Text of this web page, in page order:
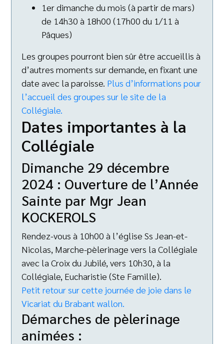
1er dimanche du mois (à partir de mars)
de 14h30 à 18h00 (17h00 du 1/11 à
Pâques)
Les groupes pourront bien sûr être accueillis à
d’autres moments sur demande, en fixant une
date avec la paroisse. Plus d’informations pour
l’accueil des groupes sur le site de la
Collégiale.
Dates importantes à la
Collégiale
Dimanche 29 décembre
2024 : Ouverture de l’Année
Sainte par Mgr Jean
KOCKEROLS
Rendez-vous à 10h00 à l’église Ss Jean-et-
Nicolas, Marche-pèlerinage vers la Collégiale
avec la Croix du Jubilé, vers 10h30, à la
Collégiale, Eucharistie (Ste Famille).
Petit retour sur cette journée de joie dans le
Vicariat du Brabant wallon.
Démarches de pèlerinage
animées :